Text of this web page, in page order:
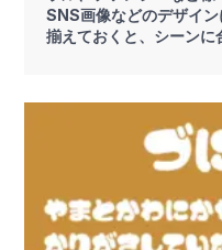
SNS画像などのデザイ
揃えておくと、シーンに